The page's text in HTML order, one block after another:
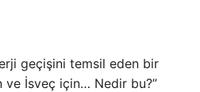
geçişini temsil eden bir
İsveç için… Nedir bu?”